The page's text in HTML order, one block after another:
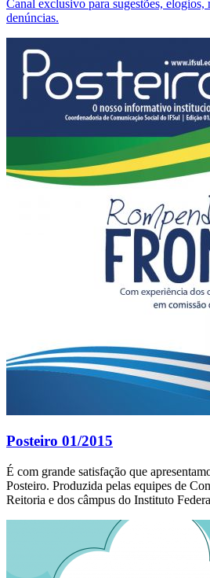
Canal exclusivo para sugestões, elogios,
denúncias.
Posteiro 01/2015
É com grande satisfação que
Posteiro. Produzida pelas equipes de
Reitoria e dos câmpus do Instituto